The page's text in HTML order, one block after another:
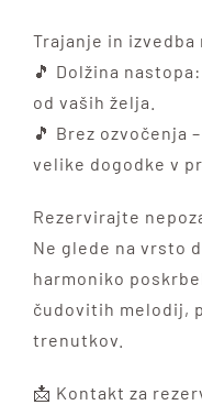
Trajanje in izvedba
🎵 Dolžina
od vaših želja.
🎵 Brez ozvočenja
velike dogodke v
Rezervirajte
Ne glede na vrsto
harmoniko
čudovitih melodij,
trenutkov.
📩 Kontakt za